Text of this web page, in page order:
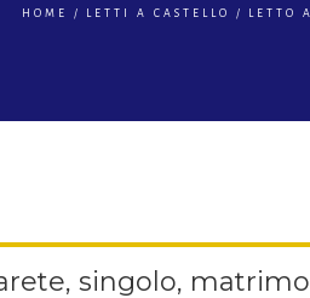
HOME LETTI A CASTELLO LETTO
singolo,